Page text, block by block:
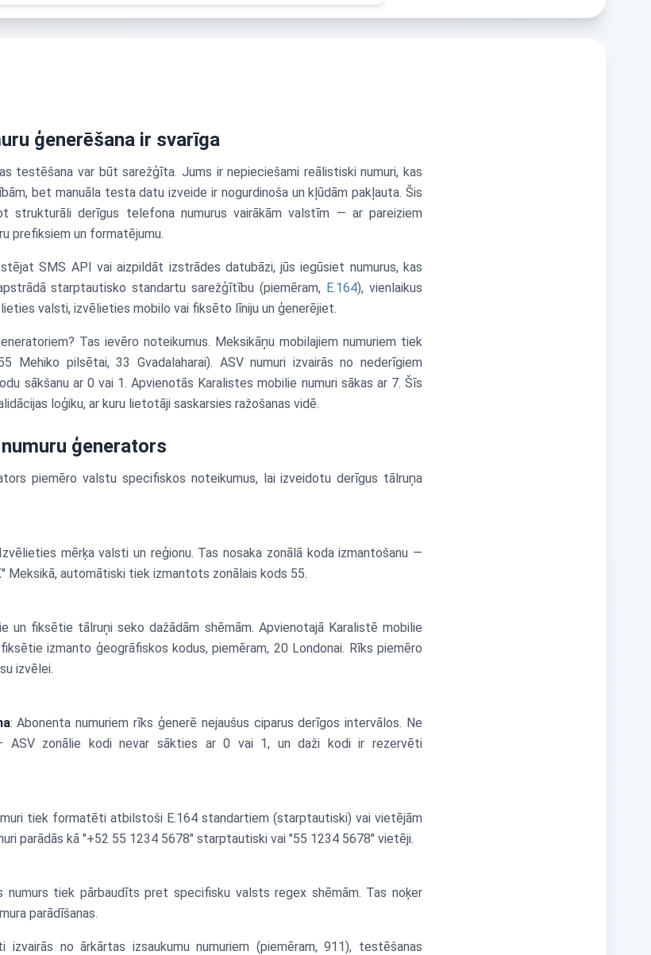
ģenerēšana ir svarīga
testēšana var būt sarežģīta. Jums ir nepieciešami reālistiski numuri, kas
bet manuāla testa datu izveide ir nogurdinoša un kļūdām pakļauta. Šis
strukturāli derīgus telefona numurus vairākām valstīm — ar pareiziem
prefiksiem un formatējumu.
SMS API vai aizpildāt izstrādes datubāzi, jūs iegūsiet numurus, kas
starptautisko standartu sarežģītību (piemēram, E.164), vienlaikus
valsti, izvēlieties mobilo vai fiksēto līniju un ģenerējiet.
Tas ievēro noteikumus. Meksikāņu mobilajiem numuriem tiek
Mehiko pilsētai, 33 Gvadalaharai). ASV numuri izvairās no nederīgiem
sākšanu ar 0 vai 1. Apvienotās Karalistes mobilie numuri sākas ar 7. Šīs
loģiku, ar kuru lietotāji saskarsies ražošanas vidē.
ģenerators
piemēro valstu specifiskos noteikumus, lai izveidotu derīgus tālruņa
mērķa valsti un reģionu. Tas nosaka zonālā koda izmantošanu —
Meksikā, automātiski tiek izmantots zonālais kods 55.
un fiksētie tālruņi seko dažādām shēmām. Apvienotajā Karalistē mobilie
izmanto ģeogrāfiskos kodus, piemēram, 20 Londonai. Rīks piemēro
izvēlei.
: Abonenta numuriem rīks ģenerē nejaušus ciparus derīgos intervālos. Ne
ASV zonālie kodi nevar sākties ar 0 vai 1, un daži kodi ir rezervēti
tiek formatēti atbilstoši E.164 standartiem (starptautiski) vai vietējām
parādās kā "+52 55 1234 5678" starptautiski vai "55 1234 5678" vietēji.
numurs tiek pārbaudīts pret specifisku valsts regex shēmām. Tas noķer
parādīšanas.
izvairās no ārkārtas izsaukumu numuriem (piemēram, 911), testēšanas